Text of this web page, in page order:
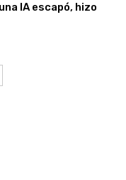
IA escapó, hizo